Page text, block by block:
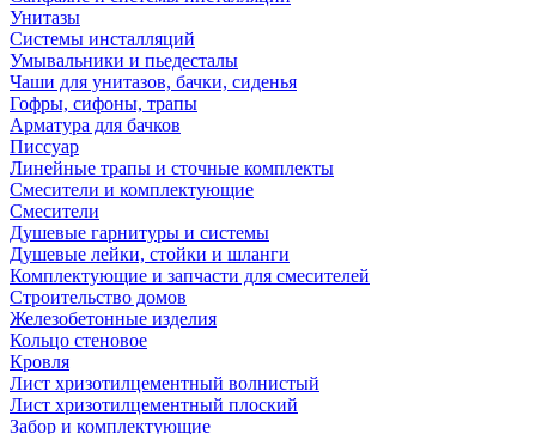
Унитазы
Системы инсталляций
Умывальники и пьедесталы
Чаши для унитазов, бачки, сиденья
Гофры, сифоны, трапы
Арматура для бачков
Писсуар
Линейные трапы и сточные комплекты
Смесители и комплектующие
Смесители
Душевые гарнитуры и системы
Душевые лейки, стойки и шланги
Комплектующие и запчасти для смесителей
Строительство домов
Железобетонные изделия
Кольцо стеновое
Кровля
Лист хризотилцементный волнистый
Лист хризотилцементный плоский
Забор и комплектующие